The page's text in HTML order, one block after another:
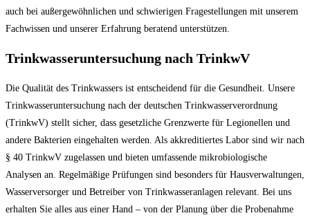
auch bei außergewöhnlichen und schwierigen Fragestellungen mit unserem
Fachwissen und unserer Erfahrung beratend unterstützen.
Trinkwasseruntersuchung nach TrinkwV
Die Qualität des Trinkwassers ist entscheidend für die Gesundheit. Unsere
Trinkwasseruntersuchung nach der deutschen Trinkwasserverordnung
(TrinkwV) stellt sicher, dass gesetzliche Grenzwerte für Legionellen und
andere Bakterien eingehalten werden. Als akkreditiertes Labor sind wir nach
§ 40 TrinkwV zugelassen und bieten umfassende mikrobiologische
Analysen an. Regelmäßige Prüfungen sind besonders für Hausverwaltungen,
Wasserversorger und Betreiber von Trinkwasseranlagen relevant. Bei uns
erhalten Sie alles aus einer Hand – von der Planung über die Probenahme